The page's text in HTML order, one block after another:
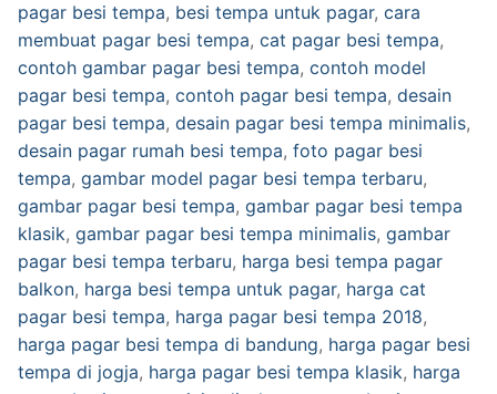
pagar besi tempa, besi tempa untuk pagar, cara
membuat pagar besi tempa, cat pagar besi tempa,
contoh gambar pagar besi tempa, contoh model
pagar besi tempa, contoh pagar besi tempa, desain
pagar besi tempa, desain pagar besi tempa minimalis,
desain pagar rumah besi tempa, foto pagar besi
tempa, gambar model pagar besi tempa terbaru,
gambar pagar besi tempa, gambar pagar besi tempa
klasik, gambar pagar besi tempa minimalis, gambar
pagar besi tempa terbaru, harga besi tempa pagar
balkon, harga besi tempa untuk pagar, harga cat
pagar besi tempa, harga pagar besi tempa 2018,
harga pagar besi tempa di bandung, harga pagar besi
tempa di jogja, harga pagar besi tempa klasik, harga